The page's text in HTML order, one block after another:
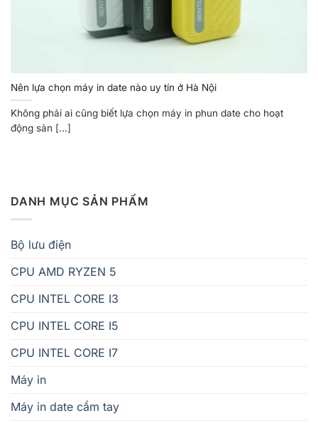
Nên lựa chọn máy in date nào uy tín ở Hà Nội
Không phải ai cũng biết lựa chọn máy in phun date cho hoạt
động sản [...]
DANH MỤC SẢN PHẨM
Bộ lưu điện
CPU AMD RYZEN 5
CPU INTEL CORE I3
CPU INTEL CORE I5
CPU INTEL CORE I7
Máy in
Máy in date cầm tay